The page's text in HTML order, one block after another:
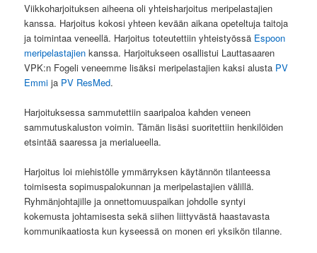
Viikkoharjoituksen aiheena oli yhteisharjoitus meripelastajien
kanssa. Harjoitus kokosi yhteen kevään aikana opeteltuja taitoja
ja toimintaa veneellä. Harjoitus toteutettiin yhteistyössä Espoon
meripelastajien kanssa. Harjoitukseen osallistui Lauttasaaren
VPK:n Fogeli veneemme lisäksi meripelastajien kaksi alusta PV
Emmi ja PV ResMed.
Harjoituksessa sammutettiin saaripaloa kahden veneen
sammutuskaluston voimin. Tämän lisäsi suoritettiin henkilöiden
etsintää saaressa ja merialueella.
Harjoitus loi miehistölle ymmärryksen käytännön tilanteessa
toimisesta sopimuspalokunnan ja meripelastajien välillä.
Ryhmänjohtajille ja onnettomuuspaikan johdolle syntyi
kokemusta johtamisesta sekä siihen liittyvästä haastavasta
kommunikaatiosta kun kyseessä on monen eri yksikön tilanne.